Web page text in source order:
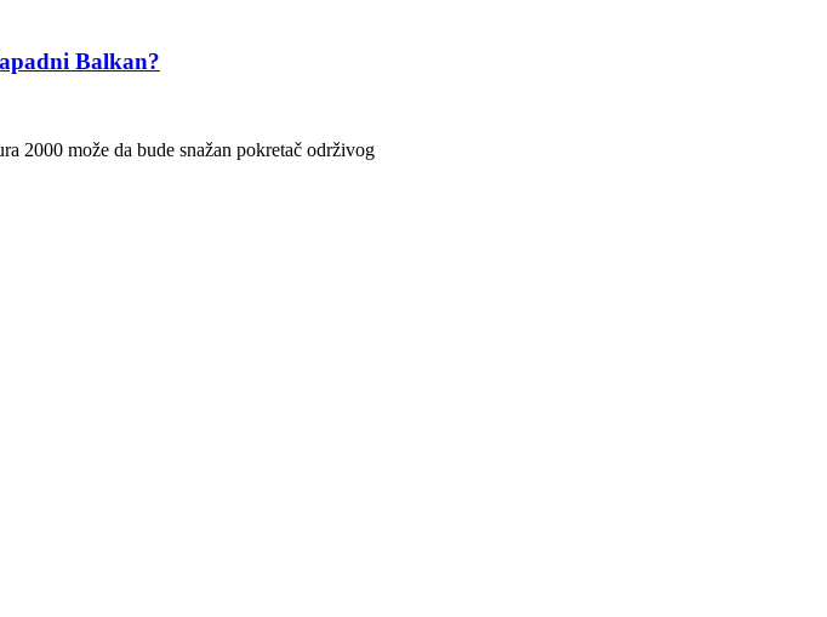
Balkan?
2000 može da bude snažan pokretač održivog